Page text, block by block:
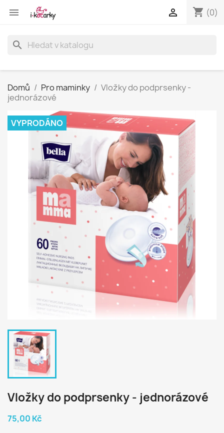
 shopping_cart (0)

search
Domů Pro maminky
Vložky do podprsenky -
jednorázové
VYPRODÁNO
Vložky do podprsenky - jednorázové
75,00 Kč